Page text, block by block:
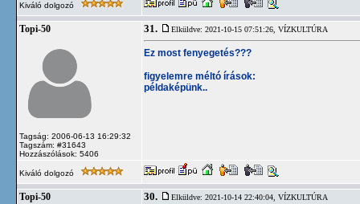
Kiváló dolgozó
Topi-50
Tagság: 2006-06-13 16:29:32
Tagszám: #31643
Hozzászólások: 5406
31. Elküldve: 2021-10-15 07:51:26, VÍZKULTÚRA
Ez most fenyegetés???
figyelemre méltó írások:
példaképünk..
Kiváló dolgozó
Topi-50 30. Elküldve: 2021-10-14 22:40:04, VÍZKULTÚRA